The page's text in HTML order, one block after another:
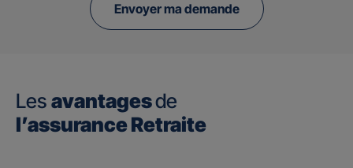
Envoyer ma demande
Les avantagesde
l’assurance Retraite